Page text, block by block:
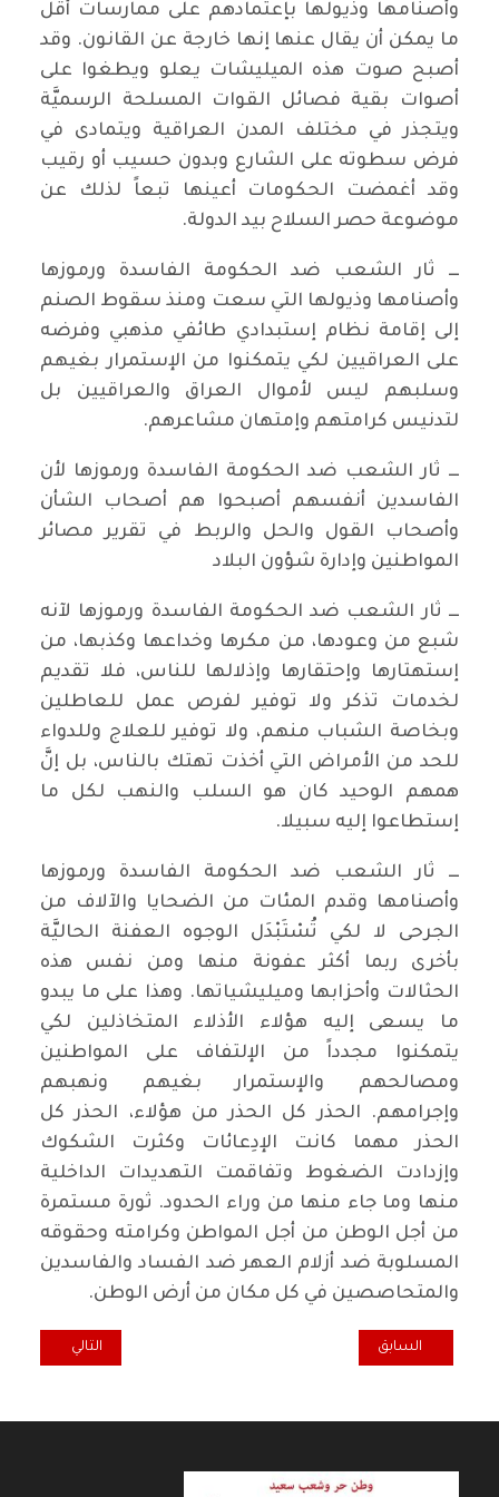
وأصنامها وذيولها بإعتمادهم على ممارسات أقل
ما يمكن أن يقال عنها إنها خارجة عن القانون. وقد
أصبح صوت هذه الميليشات يعلو ويطغوا على
أصوات بقية فصائل القوات المسلحة الرسميَّة
ويتجذر في مختلف المدن العراقية ويتمادى في
فرض سطوته على الشارع وبدون حسيب أو رقيب
وقد أغمضت الحكومات أعينها تبعاً لذلك عن
موضوعة حصر السلاح بيد الدولة.
ـــ ثار الشعب ضد الحكومة الفاسدة ورموزها
وأصنامها وذيولها التي سعت ومنذ سقوط الصنم
إلى إقامة نظام إستبدادي طائفي مذهبي وفرضه
على العراقيين لكي يتمكنوا من الإستمرار بغيهم
وسلبهم ليس لأموال العراق والعراقيين بل
لتدنيس كرامتهم وإمتهان مشاعرهم.
ـــ ثار الشعب ضد الحكومة الفاسدة ورموزها لأن
الفاسدين أنفسهم أصبحوا هم أصحاب الشأن
وأصحاب القول والحل والربط في تقرير مصائر
المواطنين وإدارة شؤون البلاد
ـــ ثار الشعب ضد الحكومة الفاسدة ورموزها لآنه
شبع من وعودها، من مكرها وخداعها وكذبها، من
إستهتارها وإحتقارها وإذلالها للناس، فلا تقديم
لخدمات تذكر ولا توفير لفرص عمل للعاطلين
وبخاصة الشباب منهم، ولا توفير للعلاج وللدواء
للحد من الأمراض التي أخذت تهتك بالناس، بل إنَّ
همهم الوحيد كان هو السلب والنهب لكل ما
إستطاعوا إليه سبيلا.
ـــ ثار الشعب ضد الحكومة الفاسدة ورموزها
وأصنامها وقدم المئات من الضحايا والآلاف من
الجرحى لا لكي تُسْتَبْدَل الوجوه العفنة الحاليَّة
بأخرى ربما أكثر عفونة منها ومن نفس هذه
الحثالات وأحزابها وميليشياتها. وهذا على ما يبدو
ما يسعى إليه هؤلاء الأذلاء المتخاذلين لكي
يتمكنوا مجدداً من الإلتفاف على المواطنين
ومصالحهم والإستمرار بغيهم ونهبهم
وإجرامهم. الحذر كل الحذر من هؤلاء، الحذر كل
الحذر مهما كانت الإدِعائات وكثرت الشكوك
وإزدادت الضغوط وتفاقمت التهديدات الداخلية
منها وما جاء منها من وراء الحدود. ثورة مستمرة
من أجل الوطن من أجل المواطن وكرامته وحقوقه
المسلوبة ضد أزلام العهر ضد الفساد والفاسدين
والمتحاصصين في كل مكان من أرض الوطن.
المقال السابق: مقابلة مع الناشط السياسي الإصلاحي الايراني محسن
السابق المقال التالي:
التالي